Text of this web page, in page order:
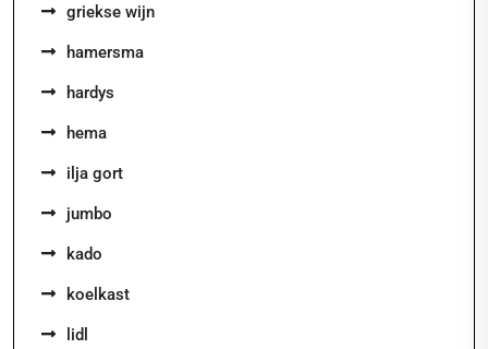
griekse wijn
hamersma
hardys
hema
ilja gort
jumbo
kado
koelkast
lidl